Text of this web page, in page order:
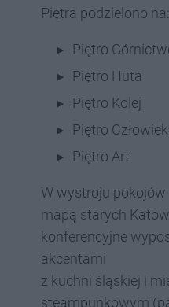
Piętra podzielono na:
Piętro
Piętro Huta
Piętro Kolej
Piętro Człowiek
Piętro Art
W wystroju
mapą starych
konferencyjne
akcentami
z kuchni śląskiej i
steampunkowym